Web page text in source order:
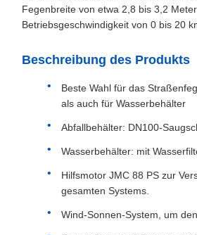
Fegenbreite von etwa 2,8 bis 3,2
Betriebsgeschwindigkeit von 0 bis 20
Beschreibung des Produkts
Beste Wahl für das
als auch für Wasserbehälter
Abfallbehälter: DN100-
Wasserbehälter: mit
Hilfsmotor JMC 88 PS zur
gesamten Systems.
Wind-Sonnen-System, um